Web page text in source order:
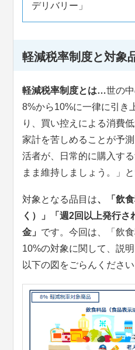
デリバリー」
軽減税率制度と対象
軽減税率制度とは…世の
8%から10%に一律に引き
り、買い控えによる消費
家計を苦しめることが予
活者が、日常的に購入す
まま維持しましょう。」
対象となる品目は、「飲
く）」「週2回以上発行
金」 です。今回は、「飲
10%の対象に関して、説
以下の図をごらんください